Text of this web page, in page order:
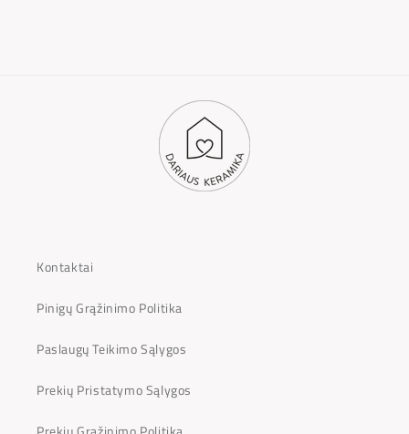
Kontaktai
Pinigų Grąžinimo Politika
Paslaugų Teikimo Sąlygos
Prekių Pristatymo Sąlygos